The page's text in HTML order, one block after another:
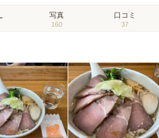
写真
160
口コミ
37